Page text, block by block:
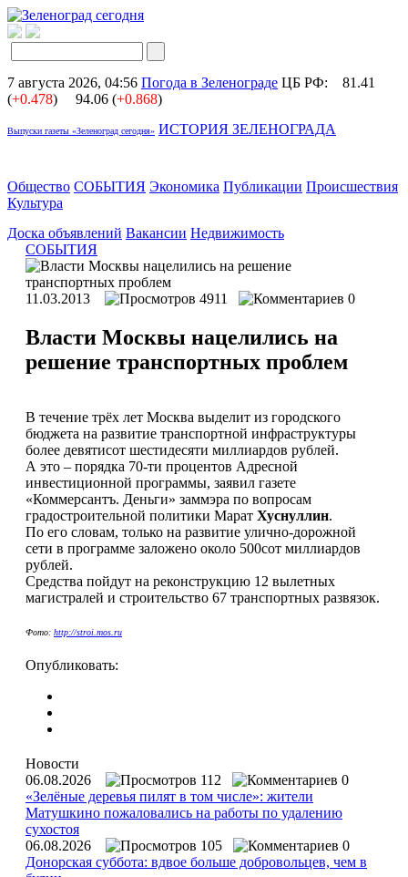
7 августа 2026, 04:56 Погода в Зеленограде ЦБ РФ:
81.41
(+0.478) 94.06 (+0.868)
Выпуски газеты «Зеленоград сегодня» ИСТОРИЯ ЗЕЛЕНОГРАДА
Общество СОБЫТИЯ Экономика Публикации Происшествия
Культура
Доска объявлений Вакансии Недвижимость
СОБЫТИЯ
11.03.2013 4911 0
Власти Москвы нацелились на
решение транспортных проблем
В течение трёх лет Москва выделит из городского
бюджета на развитие транспортной инфраструктуры
более девятисот шестидесяти миллиардов рублей.
А это – порядка 70-ти процентов Адресной
инвестиционной программы, заявил газете
«Коммерсантъ. Деньги» заммэра по вопросам
градостроительной политики Марат Хуснуллин.
По его словам, только на развитие улично-дорожной
сети в программе заложено около 500сот миллиардов
рублей.
Средства пойдут на реконструкцию 12 вылетных
магистралей и строительство 67 транспортных развязок.
Фото: http://stroi.mos.ru
Опубликовать:
Новости
06.08.2026
112
0
«Зелёные деревья пилят в том числе»: жители
Матушкино пожаловались на работы по удалению
сухостоя
06.08.2026
105
0
Донорская суббота: вдвое больше добровольцев, чем в